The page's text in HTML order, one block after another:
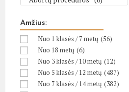
Amžius:
Nuo 1 klasės / 7 metų (56)
Nuo 18 metų (6)
Nuo 3 klasės / 10 metų (12)
Nuo 5 klasės / 12 metų (487)
Nuo 7 klasės / 14 metų (382)